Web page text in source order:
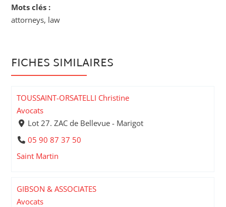
Mots clés :
attorneys, law
FICHES SIMILAIRES
TOUSSAINT-ORSATELLI Christine
Avocats
Lot 27. ZAC de Bellevue - Marigot
05 90 87 37 50
Saint Martin
GIBSON & ASSOCIATES
Avocats